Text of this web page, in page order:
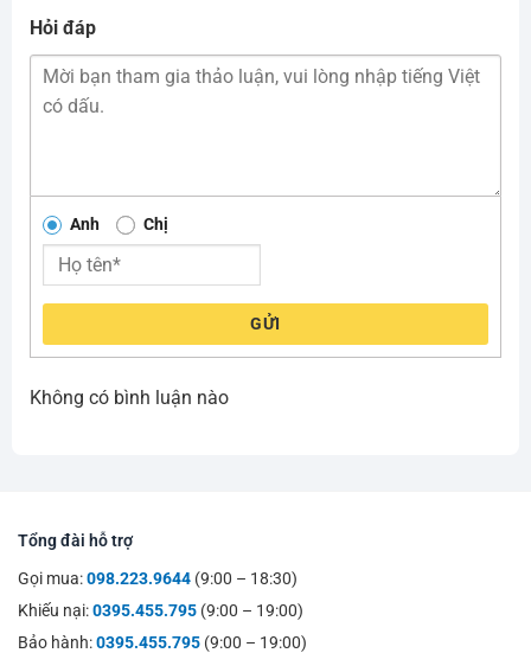
Hỏi đáp
Anh Chị
GỬI
Không có bình luận nào
Tổng đài hỗ trợ
Gọi mua:098.223.9644 (9:00 – 18:30)
Khiếu nại:0395.455.795 (9:00 – 19:00)
Bảo hành:0395.455.795 (9:00 – 19:00)